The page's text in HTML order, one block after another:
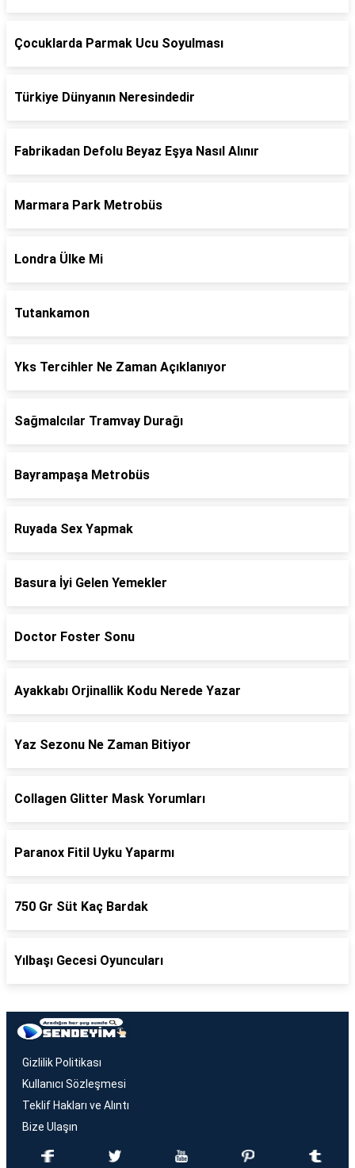
Çocuklarda Parmak Ucu Soyulması
Türkiye Dünyanın Neresindedir
Fabrikadan Defolu Beyaz Eşya Nasıl Alınır
Marmara Park Metrobüs
Londra Ülke Mi
Tutankamon
Yks Tercihler Ne Zaman Açıklanıyor
Sağmalcılar Tramvay Durağı
Bayrampaşa Metrobüs
Ruyada Sex Yapmak
Basura İyi Gelen Yemekler
Doctor Foster Sonu
Ayakkabı Orjinallik Kodu Nerede Yazar
Yaz Sezonu Ne Zaman Bitiyor
Collagen Glitter Mask Yorumları
Paranox Fitil Uyku Yaparmı
750 Gr Süt Kaç Bardak
Yılbaşı Gecesi Oyuncuları
Gizlilik Politikası
Kullanıcı Sözleşmesi
Teklif Hakları ve Alıntı
Bize Ulaşın